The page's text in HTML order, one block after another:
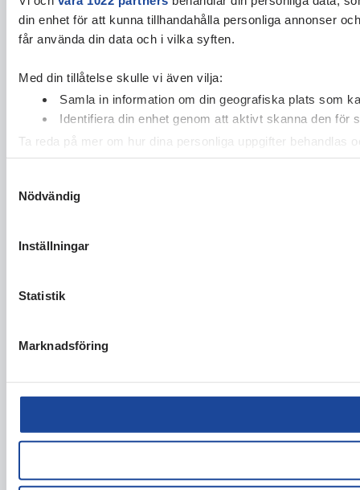
din enhet för att kunna tillhandahålla personliga annonser
får använda din data och i vilka syften.
Med din tillåtelse skulle vi även vilja:
Samla in information om din geografiska plats som
Identifiera din enhet genom att aktivt skanna den för
Ta reda på mer om hur dina personliga uppgifter behandlas
cookie-förklaringen.
Vi använder enhetsidentifierare för att anpassa innehållet
Nödvändig
Inställningar
Statistik
Marknadsföring